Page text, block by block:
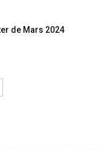
de Mars 2024